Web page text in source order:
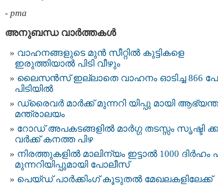
- pma
അനുബന്ധ വാര്‍ത്തകള്‍
വാഹനങ്ങളുടെ മുൻ സീറ്റിൽ കുട്ടികളെ
ഇരുത്തിയാൽ പിടി വീഴും
ലൈസൻസ് ഇല്ലാതെ വാഹനം ഓടിച്ച 866
പിടിയിൽ
ഡ്രൈവർ മാർക്ക് മുന്നറി യിപ്പു മായി
മന്ത്രാലയം
റോഡ് അപകടങ്ങളില്‍ മാർഗ്ഗ തടസ്സം സൃഷ്ടി
വർക്ക് കനത്ത പിഴ
നിരത്തുകളിൽ മാലിന്യം ഇട്ടാൽ 1000 ദിർഹം
മുന്നറിയിപ്പുമായി പോലീസ്
പെയ്ഡ് പാർക്കിംഗ് കൂടുതൽ മേഖലകളിലേക്ക്